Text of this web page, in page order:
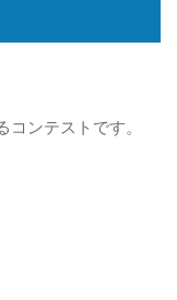
ンテストです。